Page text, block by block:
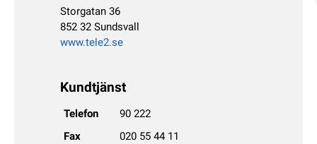
Storgatan 36
852 32 Sundsvall
www.tele2.se
Kundtjänst
Telefon 90 222
Fax 020 55 44 11